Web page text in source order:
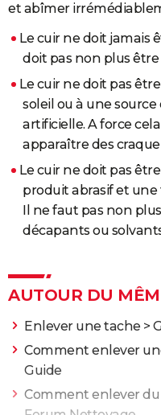
et abîmer
Le cuir ne doit jamais
doit pas non plus être
Le cuir ne doit pas
soleil ou à une
artificielle. A force
apparaître des
Le cuir ne doit pas
produit abrasif et
Il ne faut pas non
décapants ou
AUTOUR DU
Enlever une tache >
Comment enlever
Guide
Comment enlever